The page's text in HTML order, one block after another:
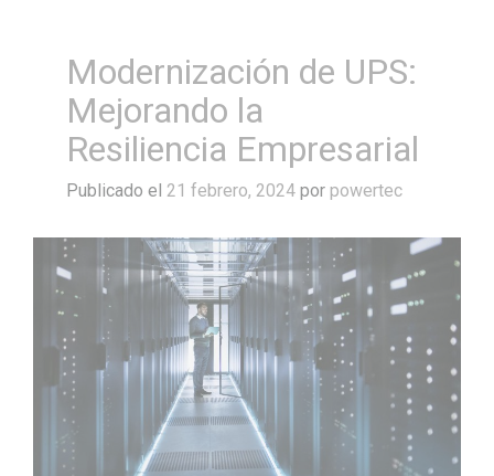
Modernización de UPS:
Mejorando la
Resiliencia Empresarial
Publicado el 21 febrero, 2024 por powertec